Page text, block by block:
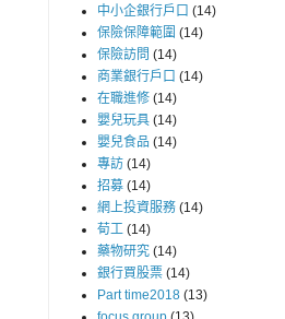
中小企銀行戶口 (14)
保險保障範圍 (14)
保險訪問 (14)
商業銀行戶口 (14)
在職進修 (14)
嬰兒玩具 (14)
嬰兒食品 (14)
專訪 (14)
招募 (14)
網上投資服務 (14)
荀工 (14)
藥物研究 (14)
銀行買股票 (14)
Part time2018 (13)